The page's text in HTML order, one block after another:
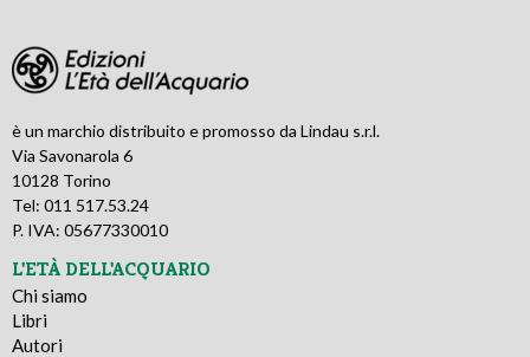
è un marchio distribuito e promosso da Lindau s.r.l.
Via Savonarola 6
10128 Torino
Tel: 011 517.53.24
P. IVA: 05677330010
L'ETÀ DELL'ACQUARIO
Chi siamo
Libri
Autori